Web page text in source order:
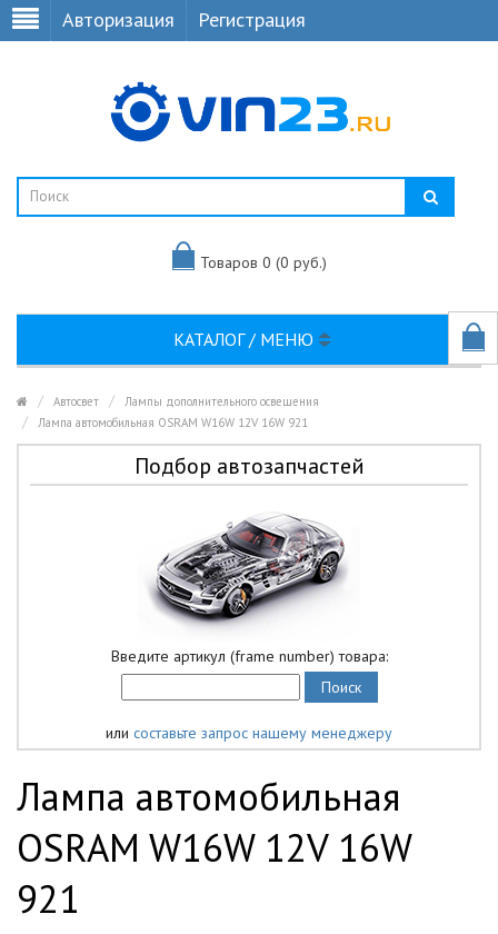
Авторизация Регистрация
Товаров 0 (0 руб.)
КАТАЛОГ / МЕНЮ
Автосвет
Лампы дополнительного освещения
Лампа автомобильная OSRAM W16W 12V 16W 921
Подбор автозапчастей
Введите артикул (frame number) товара:
или составьте запрос нашему менеджеру
Лампа автомобильная
OSRAM W16W 12V 16W
921